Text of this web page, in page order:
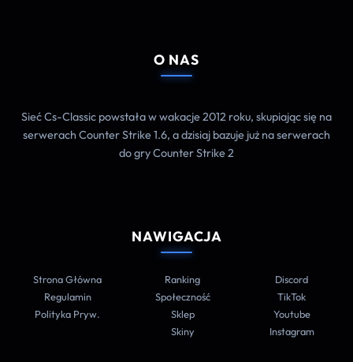
O NAS
Sieć Cs-Classic powstała w wakacje 2012 roku, skupiając się na
serwerach Counter Strike 1.6, a dzisiaj bazuje już na serwerach
do gry Counter Strike 2
NAWIGACJA
Strona Główna
Regulamin
Polityka Pryw.
Ranking
Społeczność
Sklep
Skiny
Discord
TikTok
Youtube
Instagram